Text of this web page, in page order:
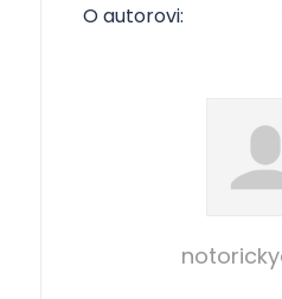
O autorovi: